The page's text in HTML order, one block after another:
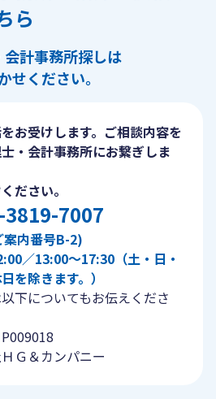
ら
会計事務所探しは
せください。
お受けします。ご相談内容を
・会計事務所にお繋ぎしま
ださい。
7007
案内番号B-2)
／13:00〜17:30（土・日・
を除きます。）
下についてもお伝えくださ
Ｇ＆カンパニー